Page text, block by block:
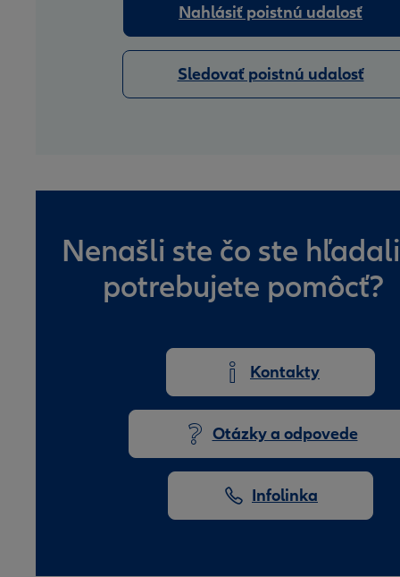
Nahlásiť poistnú udalosť
Sledovať poistnú udalosť
Nenašli ste čo ste
potrebujete pomôcť?
Kontakty
Otázky a odpovede
Infolinka